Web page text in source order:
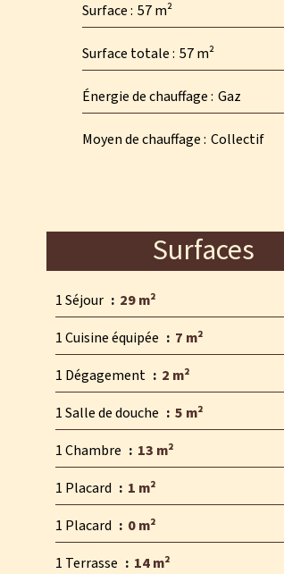
Surface 57 m²
Surface totale 57 m²
Énergie de chauffage Gaz
Moyen de chauffage Collectif
Surfaces
1 Séjour
29 m²
1 Cuisine équipée
7 m²
1 Dégagement
2 m²
1 Salle de douche
5 m²
1 Chambre
13 m²
1 Placard
1 m²
1 Placard
0 m²
1 Terrasse
14 m²